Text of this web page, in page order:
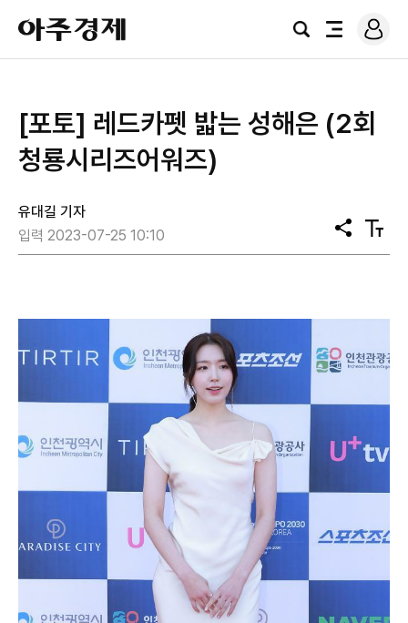
아
주
경
검
전
로
그
[포토] 레드카펫 밟는 성해은 (2회
청룡시리즈어워즈)
유대길 기자
입력 2023-07-25 10:10
공
유
텍
스